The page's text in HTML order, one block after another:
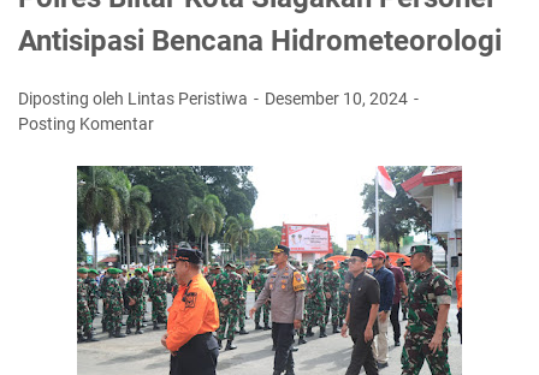
Antisipasi Bencana Hidrometeorologi
Diposting oleh Lintas Peristiwa
Desember 10, 2024
Posting Komentar